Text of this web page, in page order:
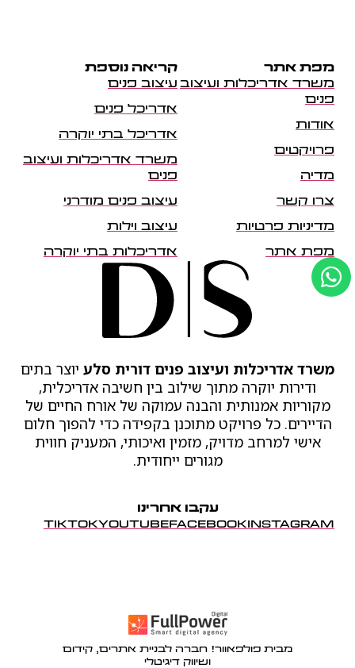
משרד אדריכלות ועיצוב פנים דורית סלע יוצר בתים
ודירות יוקרה מתוך שילוב בין חשיבה אדריכלית,
מקוריות אמנותית והבנה עמוקה של אורח החיים של
הדיירים. כל פרויקט מתוכנן בקפידה כדי להפוך חלום
אישי למרחב מדויק, מזמין ואיכותי, המעניק חווית
מגורים ייחודית.
עקבו אחרינו
INSTAGRAM
FACEBOOK
YOUTUBE
TIKTOK
מפת אתר
משרד אדריכלות ועיצוב
פנים
אודות
פרויקטים
מדיה
צרו קשר
מדיניות פרטיות
מפת אתר
קריאה נוספת
עיצוב פנים
אדריכל פנים
אדריכל בתי יוקרה
משרד אדריכלות ועיצוב
פנים
עיצוב פנים מודרני
עיצוב וילות
אדריכלות בתי יוקרה
מבית פולפאוור! חברה לבניית אתרים, קידום
ושיווק דיגיטלי